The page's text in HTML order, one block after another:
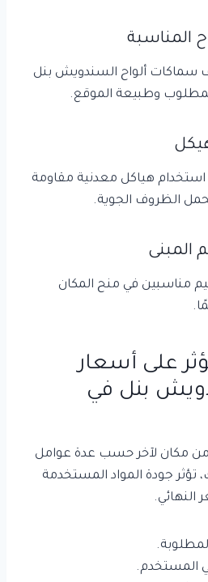
المناسبة
سماكات ألواح السندويش بنل
وطبيعة الموقع.
هياكل معدنية مقاومة
الظروف الجوية.
المبنى
مناسبين في منح المكان
على أسعار
بنل في
مكان لآخر حسب عدة عوامل
تؤثر جودة المواد المستخدمة
المستخدم.